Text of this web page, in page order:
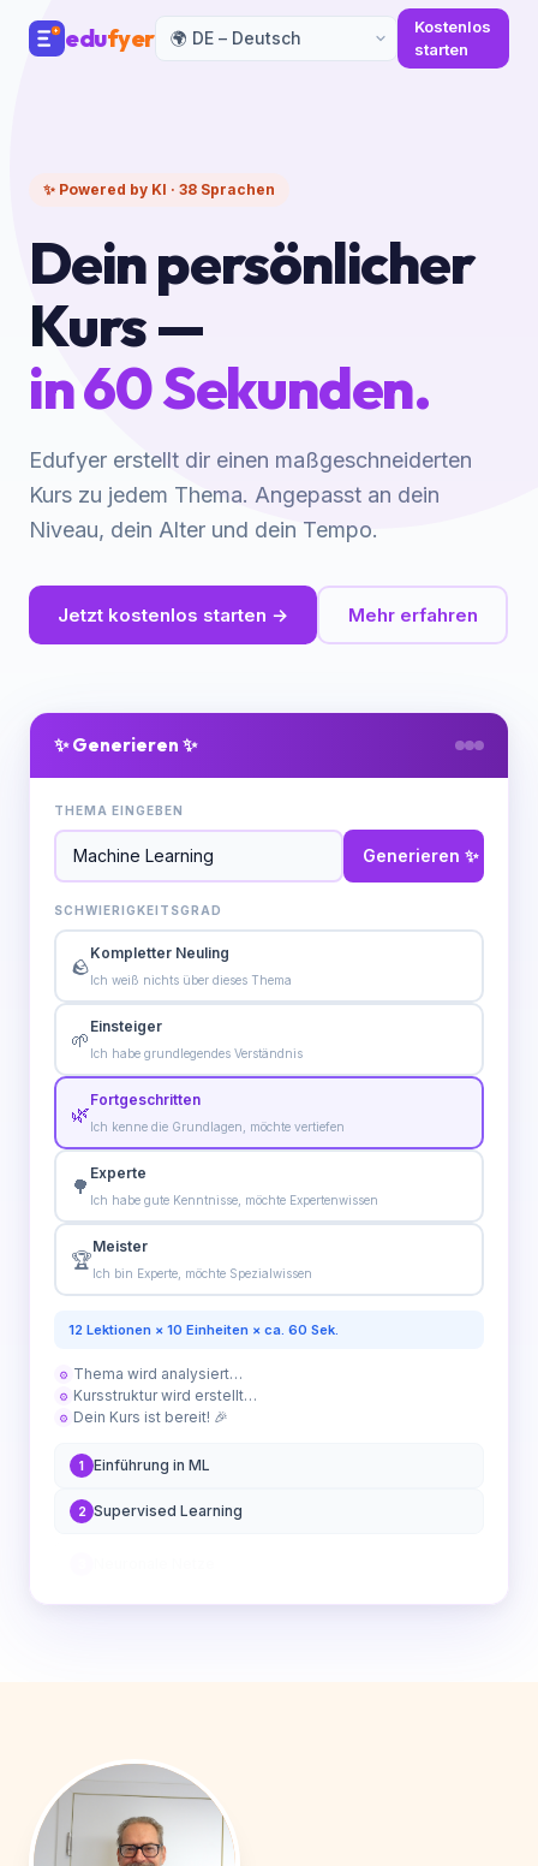
edufyer
Kostenlos
starten
✨ Powered by KI · 38 Sprachen
Dein persönlicher
Kurs —
in 60 Sekunden.
Edufyer erstellt dir einen maßgeschneiderten
Kurs zu jedem Thema. Angepasst an dein
Niveau, dein Alter und dein Tempo.
Jetzt kostenlos starten → Mehr erfahren
✨ Generieren ✨
THEMA EINGEBEN
Generieren ✨
SCHWIERIGKEITSGRAD
🪨
Kompletter Neuling
Ich weiß nichts über dieses Thema
🌱
Einsteiger
Ich habe grundlegendes Verständnis
🌿
Fortgeschritten
Ich kenne die Grundlagen, möchte vertiefen
🌳
Experte
Ich habe gute Kenntnisse, möchte Expertenwissen
🏆
Meister
Ich bin Experte, möchte Spezialwissen
12 Lektionen × 10 Einheiten × ca. 60 Sek.
⚙ Thema wird analysiert…
⚙ Kursstruktur wird erstellt…
⚙ Dein Kurs ist bereit! 🎉
1 Einführung in ML
2 Supervised Learning
4 Modelle trainieren